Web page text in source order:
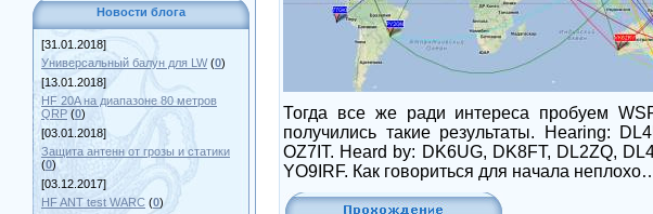
Новости блога
[31.01.2018]
Универсальный балун для LW (0)
[13.01.2018]
HF 20A на диапазоне 80 метров
QRP (0)
[03.01.2018]
Защита антенн от грозы и статики
(0)
[03.12.2017]
HF ANT test WARC (0)
Тогда все же ради интереса пробуем
получились такие результаты.
Hearing:
OZ7IT. Heard by: DK6UG, DK8FT, DL2ZQ,
YO9IRF. Как говориться для начала